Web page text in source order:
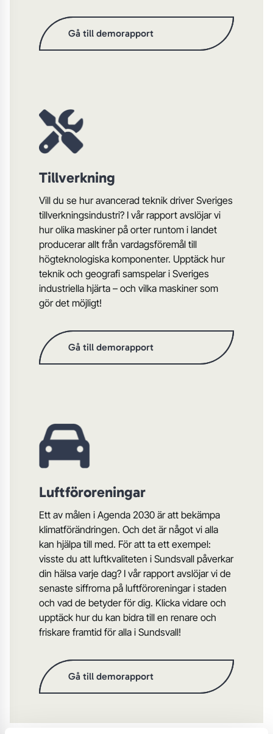
Gå till demorapport
Tillverkning
Vill du se hur avancerad teknik driver Sveriges
tillverkningsindustri? I vår rapport avslöjar vi
hur olika maskiner på orter runtom i landet
producerar allt från vardagsföremål till
högteknologiska komponenter. Upptäck hur
teknik och geografi samspelar i Sveriges
industriella hjärta – och vilka maskiner som
gör det möjligt!
Gå till demorapport
Luftföroreningar
Ett av målen i Agenda 2030 är att bekämpa
klimatförändringen. Och det är något vi alla
kan hjälpa till med. För att ta ett exempel:
visste du att luftkvaliteten i Sundsvall påverkar
din hälsa varje dag? I vår rapport avslöjar vi de
senaste siffrorna på luftföroreningar i staden
och vad de betyder för dig. Klicka vidare och
upptäck hur du kan bidra till en renare och
friskare framtid för alla i Sundsvall!
Gå till demorapport